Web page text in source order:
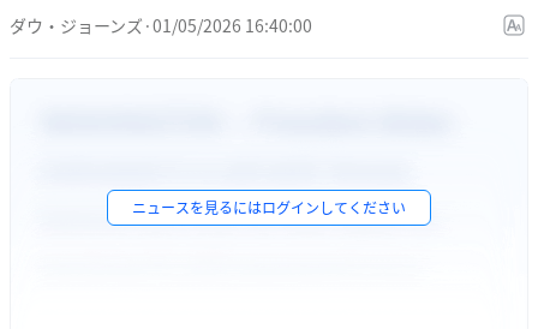
ダウ・ジョーンズ ·01/05/2026 16:40:00
ニュースを見るにはログインしてください